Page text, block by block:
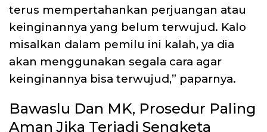
terus mempertahankan perjuangan atau
keinginannya yang belum terwujud. Kalo
misalkan dalam pemilu ini kalah, ya dia
akan menggunakan segala cara agar
keinginannya bisa terwujud,” paparnya.
Bawaslu Dan MK, Prosedur Paling
Aman Jika Terjadi Sengketa